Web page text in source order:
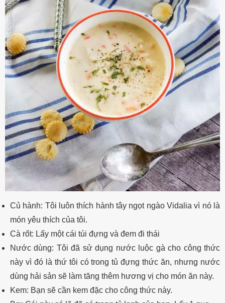
Củ hành: Tôi luôn thích hành tây ngọt ngào Vidalia vì nó là
món yêu thích của tôi.
Cà rốt: Lấy một cái túi đựng và đem đi thái
Nước dùng: Tôi đã sử dụng nước luộc gà cho công thức
này vì đó là thứ tôi có trong tủ đựng thức ăn, nhưng nước
dùng hải sản sẽ làm tăng thêm hương vị cho món ăn này.
Kem: Bạn sẽ cần kem đặc cho công thức này.